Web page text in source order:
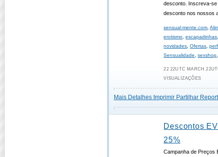
desconto. Inscreva-se
desconto nos nossos
sensual-mente.com ,
erotismo ,escapadinhas
novidades ,Ofertas ,
Sensualidade
,sexshop
22 22UTC MARCH
VISUALIZAÇÕES
Mais Detalhes Imprimir Partilhar
Descontos
25%
Campanha de Preços